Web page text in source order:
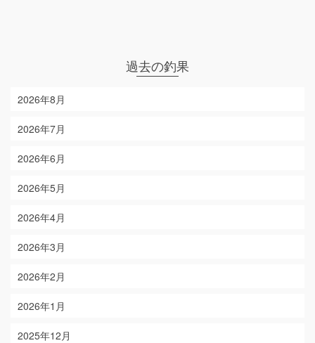
過去の釣果
2026年8月
2026年7月
2026年6月
2026年5月
2026年4月
2026年3月
2026年2月
2026年1月
2025年12月